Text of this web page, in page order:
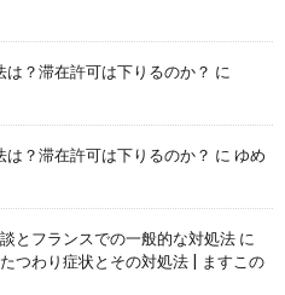
は？滞在許可は下りるのか？ に
は？滞在許可は下りるのか？ に ゆめ
とフランスでの一般的な対処法 に
つわり症状とその対処法 | ますこの